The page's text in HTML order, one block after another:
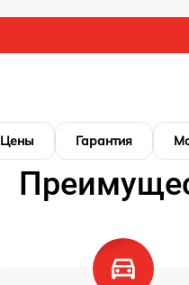
Цены Гарантия